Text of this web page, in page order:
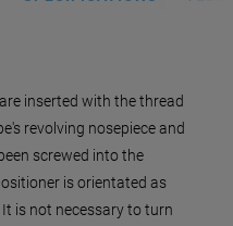
inserted with the thread
revolving nosepiece and
screwed into the
is orientated as
is not necessary to turn